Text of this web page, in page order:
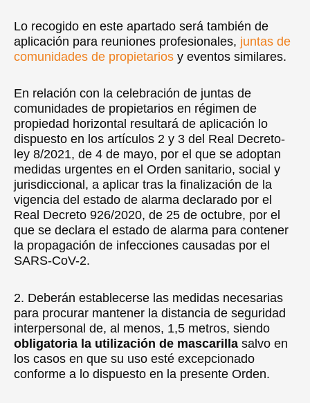
Lo recogido en este apartado será también de
aplicación para reuniones profesionales, juntas de
comunidades de propietarios y eventos similares.
En relación con la celebración de juntas de
comunidades de propietarios en régimen de
propiedad horizontal resultará de aplicación lo
dispuesto en los artículos 2 y 3 del Real Decreto-
ley 8/2021, de 4 de mayo, por el que se adoptan
medidas urgentes en el Orden sanitario, social y
jurisdiccional, a aplicar tras la finalización de la
vigencia del estado de alarma declarado por el
Real Decreto 926/2020, de 25 de octubre, por el
que se declara el estado de alarma para contener
la propagación de infecciones causadas por el
SARS-CoV-2.
2. Deberán establecerse las medidas necesarias
para procurar mantener la distancia de seguridad
interpersonal de, al menos, 1,5 metros, siendo
obligatoria la utilización de mascarilla salvo en
los casos en que su uso esté excepcionado
conforme a lo dispuesto en la presente Orden.